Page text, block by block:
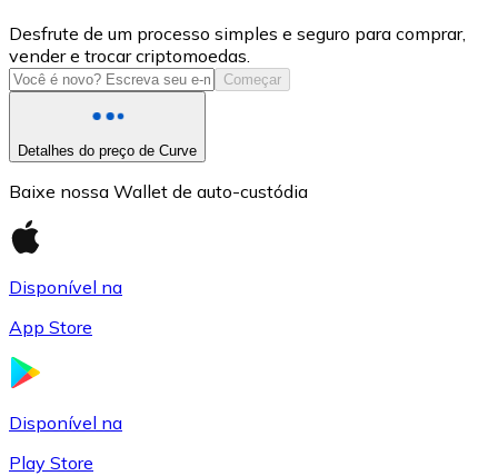
USD Coin
USDC
Desfrute de um processo simples e seguro para comprar,
vender e trocar criptomoedas.
Começar
Detalhes do preço de Curve
Baixe nossa Wallet de auto-custódia
Disponível na
App Store
Disponível na
Play Store